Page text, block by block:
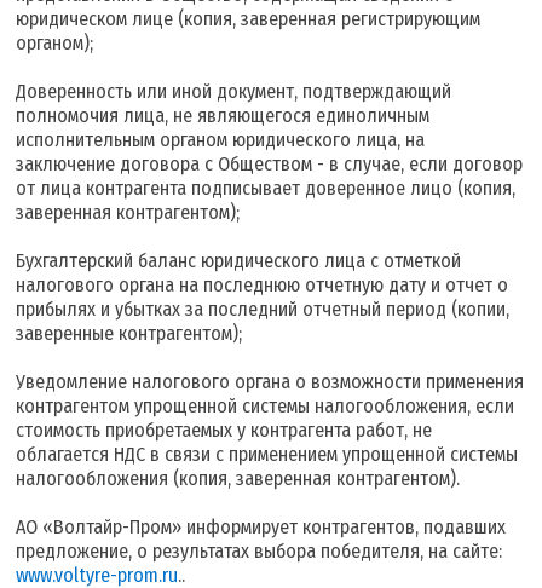
юридическом лице (копия, заверенная регистрирующим
органом);
Доверенность или иной документ, подтверждающий
полномочия лица, не являющегося единоличным
исполнительным органом юридического лица, на
заключение договора с Обществом - в случае, если договор
от лица контрагента подписывает доверенное лицо (копия,
заверенная контрагентом);
Бухгалтерский баланс юридического лица с отметкой
налогового органа на последнюю отчетную дату и отчет о
прибылях и убытках за последний отчетный период (копии,
заверенные контрагентом);
Уведомление налогового органа о возможности применения
контрагентом упрощенной системы налогообложения, если
стоимость приобретаемых у контрагента работ, не
облагается НДС в связи с применением упрощенной системы
налогообложения (копия, заверенная контрагентом).
АО «Волтайр-Пром» информирует контрагентов, подавших
предложение, о результатах выбора победителя, на сайте:
www.voltyre-prom.ru..